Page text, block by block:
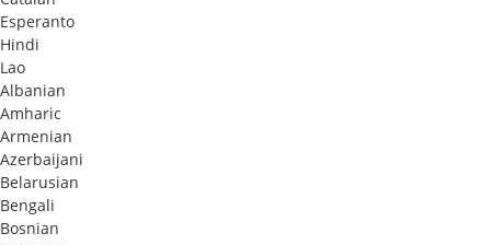
Esperanto
Hindi
Lao
Albanian
Amharic
Armenian
Azerbaijani
Belarusian
Bengali
Bosnian